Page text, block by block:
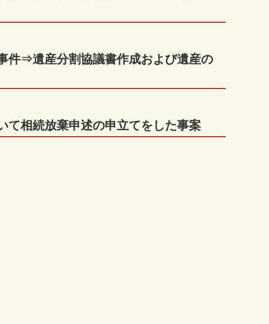
⇒遺産分割協議書作成および遺産の
相続放棄申述の申立てをした事案